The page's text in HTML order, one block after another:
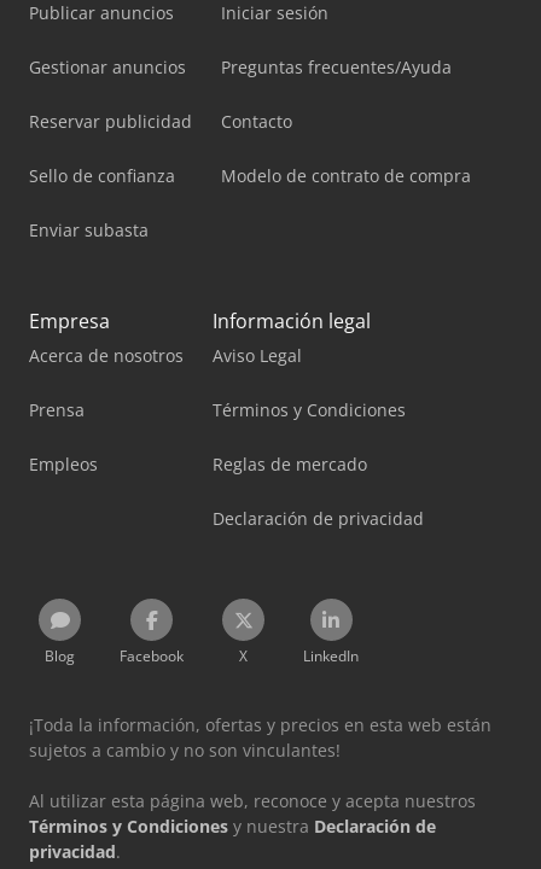
Publicar anuncios
Gestionar anuncios
Reservar publicidad
Sello de confianza
Enviar subasta
Iniciar sesión
Preguntas frecuentes/Ayuda
Contacto
Modelo de contrato de compra
Empresa
Acerca de nosotros
Prensa
Empleos
Información legal
Aviso Legal
Términos y Condiciones
Reglas de mercado
Declaración de privacidad
Blog Facebook X LinkedIn
¡Toda la información, ofertas y precios en esta web están
sujetos a cambio y no son vinculantes!
Al utilizar esta página web, reconoce y acepta nuestros
Términos y Condiciones y nuestra Declaración de
privacidad.